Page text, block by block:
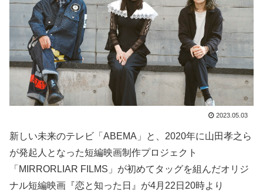
2023.05.03
新しい未来のテレビ「ABEMA」と、2020年に山田孝之ら
が発起人となった短編映画制作プロジェクト
「MIRRORLIAR FILMS」が初めてタッグを組んだオリジ
ナル短編映画『恋と知った日』が4月22日20時より